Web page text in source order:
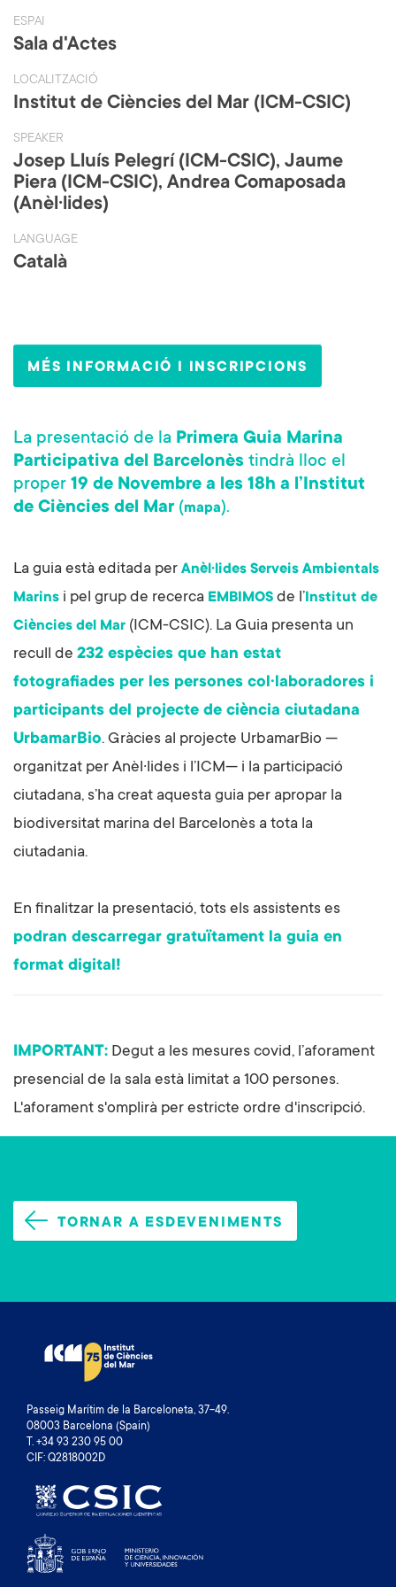
ESPAI
Sala d'Actes
LOCALITZACIÓ
Institut de Ciències del Mar (ICM-CSIC)
SPEAKER
Josep Lluís Pelegrí (ICM-CSIC), Jaume
Piera (ICM-CSIC), Andrea Comaposada
(Anèl·lides)
LANGUAGE
Català
MÉS INFORMACIÓ I INSCRIPCIONS
La presentació de la Primera Guia Marina
Participativa del Barcelonès tindrà lloc el
proper 19 de Novembre a les 18h a l’Institut
de Ciències del Mar (mapa).
La guia està editada per Anèl·lides Serveis Ambientals
Marins i pel grup de recerca EMBIMOS de l’Institut de
Ciències del Mar (ICM-CSIC). La Guia presenta un
recull de 232 espècies que han estat
fotografiades per les persones col·laboradores i
participants del projecte de ciència ciutadana
UrbamarBio. Gràcies al projecte UrbamarBio —
organitzat per Anèl·lides i l’ICM— i la participació
ciutadana, s’ha creat aquesta guia per apropar la
biodiversitat marina del Barcelonès a tota la
ciutadania.
En finalitzar la presentació, tots els assistents es
podran descarregar gratuïtament la guia en
format digital!
IMPORTANT: Degut a les mesures covid, l’aforament
presencial de la sala està limitat a 100 persones.
L'aforament s'omplirà per estricte ordre d'inscripció.
TORNAR A ESDEVENIMENTS
Passeig Marítim de la Barceloneta, 37-49.
08003 Barcelona (Spain)
T. +34 93 230 95 00
CIF: Q2818002D